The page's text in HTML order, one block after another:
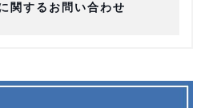
関するお問い合わせ